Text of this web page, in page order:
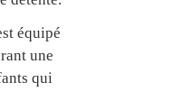
équipé
une
qui